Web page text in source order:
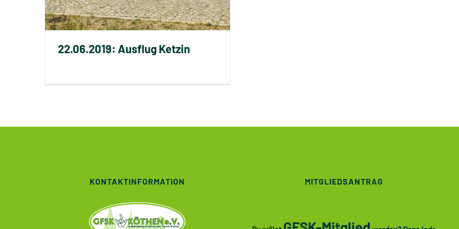
22.06.2019: Ausflug Ketzin
KONTAKTINFORMATION MITGLIEDSANTRAG